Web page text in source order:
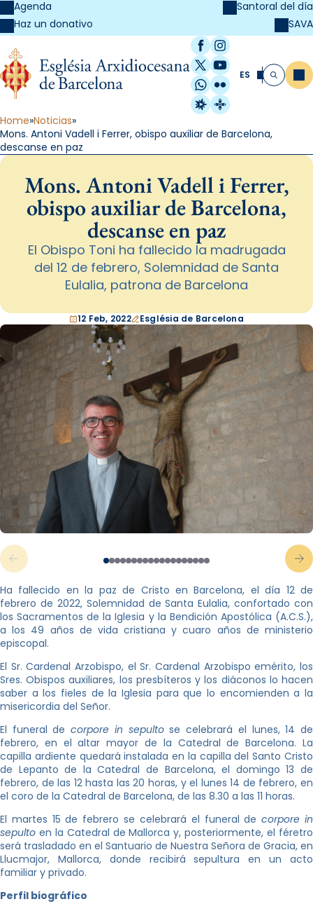
Agenda
Haz un donativo
Santoral del día
SAVA
Facebook
Instagram
X / Twitter
YouTube
WhatsApp
Flickr
Radio Estel
Catalunya
ES Buscar
Home Noticias
Mons. Antoni Vadell i Ferrer, obispo auxiliar de Barcelona,
descanse en paz
Mons. Antoni Vadell i Ferrer,
obispo auxiliar de Barcelona,
descanse en paz
El Obispo Toni ha fallecido la madrugada
del 12 de febrero, Solemnidad de Santa
Eulalia, patrona de Barcelona
12 Feb, 2022 Església de Barcelona
Ha fallecido en la paz de Cristo en Barcelona, el día 12 de
febrero de 2022, Solemnidad de Santa Eulalia, confortado con
los Sacramentos de la Iglesia y la Bendición Apostólica (A.C.S.),
a los 49 años de vida cristiana y cuaro años de ministerio
episcopal.
El Sr. Cardenal Arzobispo, el Sr. Cardenal Arzobispo emérito, los
Sres. Obispos auxiliares, los presbíteros y los diáconos lo hacen
saber a los fieles de la Iglesia para que lo encomienden a la
misericordia del Señor.
El funeral decorpore in sepultose celebrará el lunes, 14 de
febrero, en el altar mayor de la Catedral de Barcelona. La
capilla ardiente quedará instalada en la capilla del Santo Cristo
de Lepanto de la Catedral de Barcelona, el domingo 13 de
febrero, de las 12 hasta las 20 horas, y el lunes 14 de febrero, en
el coro de la Catedral de Barcelona, de las 8.30 a las 11 horas.
El martes 15 de febrero se celebrará el funeral decorpore in
sepulto en la Catedral de Mallorca y, posteriormente, el féretro
será trasladado en el Santuario de Nuestra Señora de Gracia, en
Llucmajor, Mallorca, donde recibirá sepultura en un acto
familiar y privado.
Perfil biográfico